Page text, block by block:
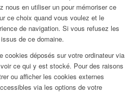
nous en utiliser un pour mémoriser ce
ce choix quand vous voulez et le
de navigation. Si vous refusez les
de ce domaine.
cookies déposés sur votre ordinateur via
ce qui y est stocké. Pour des raisons
ou afficher les cookies externes
via les options de votre